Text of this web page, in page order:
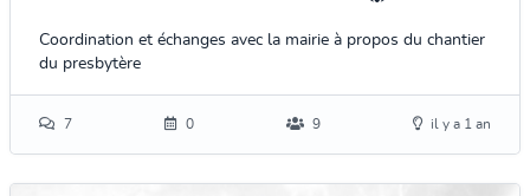
Coordination et échanges avec la mairie à propos du chantier
du presbytère
7 0 9 il y a 1 an